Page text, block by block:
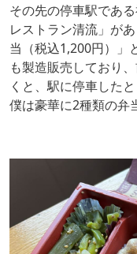
その先の停車駅であ
レストラン清流」が
当（税込1,200円）」
も製造販売しており
くと、駅に停車した
僕は豪華に2種類の弁